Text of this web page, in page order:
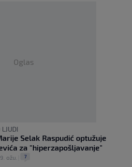
Oglas
Selak Raspudić optužuje
za "hiperzapošljavanje"
ožu. 7